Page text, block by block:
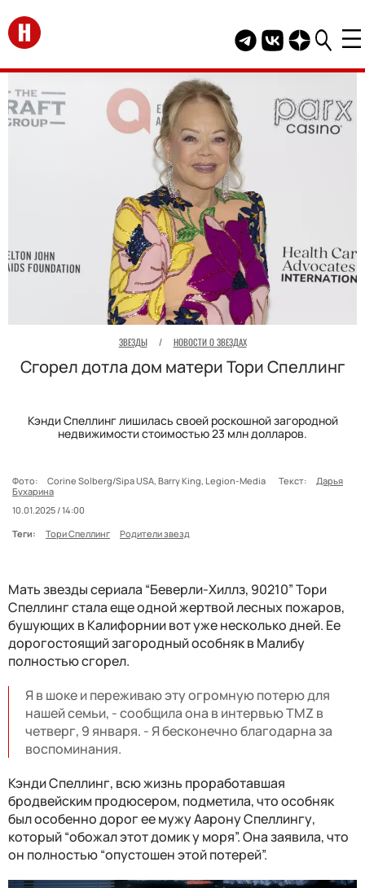
Перейти на главную
Telegram канал
Группа HELLO
Канал
ЗВЕЗДЫ / НОВОСТИ О ЗВЕЗДАХ
Сгорел дотла дом матери Тори Спеллинг
Кэнди Спеллинг лишилась своей роскошной загородной
недвижимости стоимостью 23 млн долларов.
Фото: Corine Solberg/Sipa USA, Barry King, Legion-Media Текст:
Дарья
Бухарина
10.01.2025 / 14:00
Теги:
Тори Спеллинг Родители звезд
Мать звезды сериала “Беверли-Хиллз, 90210” Тори
Спеллинг стала еще одной жертвой лесных пожаров,
бушующих в Калифорнии вот уже несколько дней. Ее
дорогостоящий загородный особняк в Малибу
полностью сгорел.
Я в шоке и переживаю эту огромную потерю для
нашей семьи, - сообщила она в интервью TMZ в
четверг, 9 января. - Я бесконечно благодарна за
воспоминания.
Кэнди Спеллинг, всю жизнь проработавшая
бродвейским продюсером, подметила, что особняк
был особенно дорог ее мужу Аарону Спеллингу,
который “обожал этот домик у моря”. Она заявила, что
он полностью “опустошен этой потерей”.